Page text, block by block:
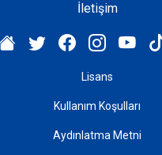
İletişim
Lisans
Kullanım Koşulları
Aydınlatma Metni